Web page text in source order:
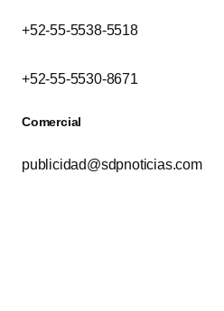
+52-55-5538-5518
+52-55-5530-8671
Comercial
publicidad@sdpnoticias.com